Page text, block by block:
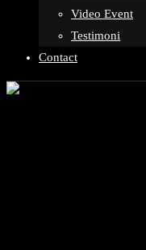
Video Event
Testimoni
Contact